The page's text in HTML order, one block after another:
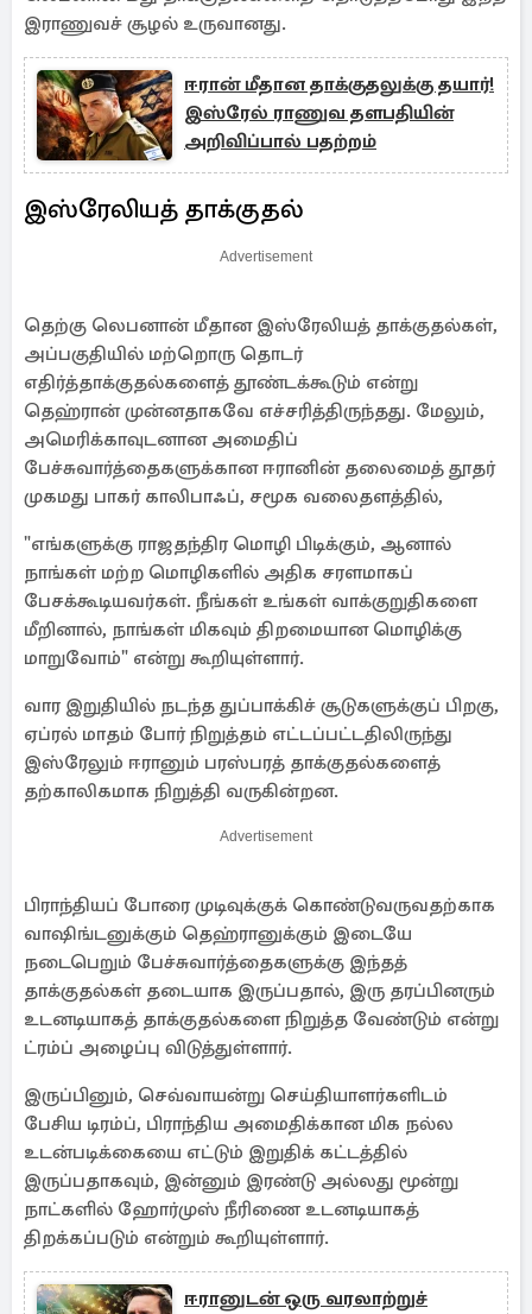
இராணுவச் சூழல் உருவானது.
ஈரான் மீதான தாக்குதலுக்கு தயார்!
இஸ்ரேல் ராணுவ தளபதியின்
அறிவிப்பால் பதற்றம்
இஸ்ரேலியத் தாக்குதல்
Advertisement
தெற்கு லெபனான் மீதான இஸ்ரேலியத் தாக்குதல்கள்,
அப்பகுதியில் மற்றொரு தொடர்
எதிர்த்தாக்குதல்களைத் தூண்டக்கூடும் என்று
தெஹ்ரான் முன்னதாகவே எச்சரித்திருந்தது. மேலும்,
அமெரிக்காவுடனான அமைதிப்
பேச்சுவார்த்தைகளுக்கான ஈரானின் தலைமைத் தூதர்
முகமது பாகர் காலிபாஃப், சமூக வலைதளத்தில்,
"எங்களுக்கு ராஜதந்திர மொழி பிடிக்கும், ஆனால்
நாங்கள் மற்ற மொழிகளில் அதிக சரளமாகப்
பேசக்கூடியவர்கள். நீங்கள் உங்கள் வாக்குறுதிகளை
மீறினால், நாங்கள் மிகவும் திறமையான மொழிக்கு
மாறுவோம்" என்று கூறியுள்ளார்.
வார இறுதியில் நடந்த துப்பாக்கிச் சூடுகளுக்குப் பிறகு,
ஏப்ரல் மாதம் போர் நிறுத்தம் எட்டப்பட்டதிலிருந்து
இஸ்ரேலும் ஈரானும் பரஸ்பரத் தாக்குதல்களைத்
தற்காலிகமாக நிறுத்தி வருகின்றன.
Advertisement
பிராந்தியப் போரை முடிவுக்குக் கொண்டுவருவதற்காக
வாஷிங்டனுக்கும் தெஹ்ரானுக்கும் இடையே
நடைபெறும் பேச்சுவார்த்தைகளுக்கு இந்தத்
தாக்குதல்கள் தடையாக இருப்பதால், இரு தரப்பினரும்
உடனடியாகத் தாக்குதல்களை நிறுத்த வேண்டும் என்று
ட்ரம்ப் அழைப்பு விடுத்துள்ளார்.
இருப்பினும், செவ்வாயன்று செய்தியாளர்களிடம்
பேசிய டிரம்ப், பிராந்திய அமைதிக்கான மிக நல்ல
உடன்படிக்கையை எட்டும் இறுதிக் கட்டத்தில்
இருப்பதாகவும், இன்னும் இரண்டு அல்லது மூன்று
நாட்களில் ஹோர்முஸ் நீரிணை உடனடியாகத்
திறக்கப்படும் என்றும் கூறியுள்ளார்.
ஈரானுடன் ஒரு வரலாற்றுச்